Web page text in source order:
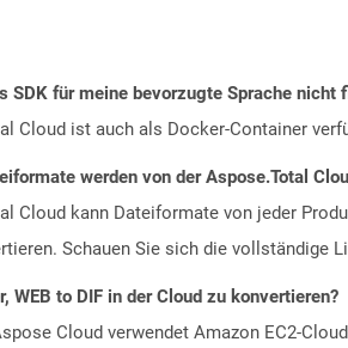
SDK für meine bevorzugte Sprache nicht
Cloud ist auch als Docker-Container
werden von der Aspose.Total
Cloud kann Dateiformate von jeder
Schauen Sie sich die vollständige
WEB to DIF in der Cloud zu konvertieren?
Cloud verwendet Amazon EC2-